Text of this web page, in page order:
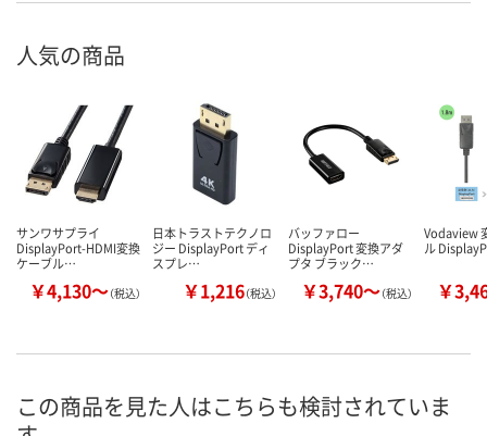
人気の商品
サンワサプライ
DisplayPort-HDMI変換
ケーブル…
￥4,130～（税込）
日本トラストテクノロ
ジー DisplayPort ディ
スプレ…
￥1,216（税込）
バッファロー
DisplayPort 変換アダ
プタ ブラック…
￥3,740～（税込）
Vodaview
ル
￥
この商品を見た人はこちらも検討されていま